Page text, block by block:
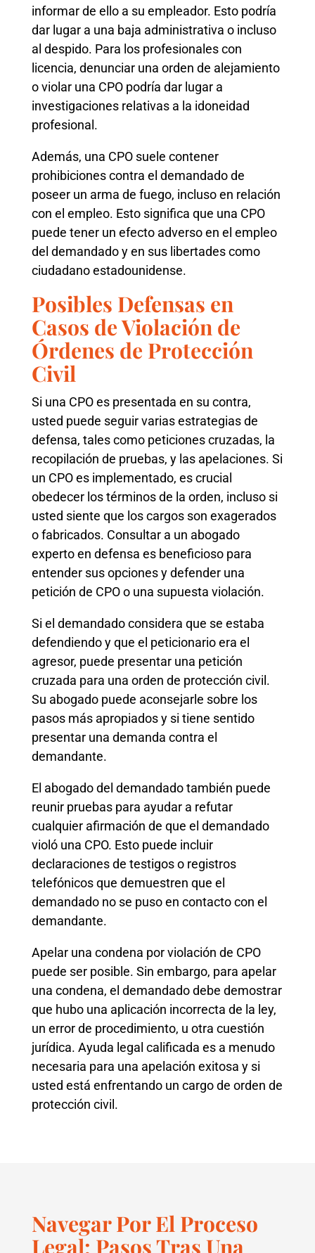
informar de ello a su empleador. Esto podría
dar lugar a una baja administrativa o incluso
al despido. Para los profesionales con
licencia, denunciar una orden de alejamiento
o violar una CPO podría dar lugar a
investigaciones relativas a la idoneidad
profesional.
Además, una CPO suele contener
prohibiciones contra el demandado de
poseer un arma de fuego, incluso en relación
con el empleo. Esto significa que una CPO
puede tener un efecto adverso en el empleo
del demandado y en sus libertades como
ciudadano estadounidense.
Posibles Defensas en
Casos de Violación de
Órdenes de Protección
Civil
Si una CPO es presentada en su contra,
usted puede seguir varias estrategias de
defensa, tales como peticiones cruzadas, la
recopilación de pruebas, y las apelaciones. Si
un CPO es implementado, es crucial
obedecer los términos de la orden, incluso si
usted siente que los cargos son exagerados
o fabricados. Consultar a un abogado
experto en defensa es beneficioso para
entender sus opciones y defender una
petición de CPO o una supuesta violación.
Si el demandado considera que se estaba
defendiendo y que el peticionario era el
agresor, puede presentar una petición
cruzada para una orden de protección civil.
Su abogado puede aconsejarle sobre los
pasos más apropiados y si tiene sentido
presentar una demanda contra el
demandante.
El abogado del demandado también puede
reunir pruebas para ayudar a refutar
cualquier afirmación de que el demandado
violó una CPO. Esto puede incluir
declaraciones de testigos o registros
telefónicos que demuestren que el
demandado no se puso en contacto con el
demandante.
Apelar una condena por violación de CPO
puede ser posible. Sin embargo, para apelar
una condena, el demandado debe demostrar
que hubo una aplicación incorrecta de la ley,
un error de procedimiento, u otra cuestión
jurídica. Ayuda legal calificada es a menudo
necesaria para una apelación exitosa y si
usted está enfrentando un cargo de orden de
protección civil.
Navegar Por El Proceso
Legal: Pasos Tras Una